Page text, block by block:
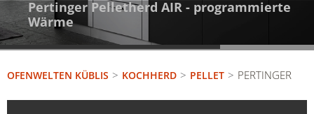
Pertinger Pelletherd AIR - programmierte
Wärme
OFENWELTEN KÜBLIS KOCHHERD PELLET PERTINGER